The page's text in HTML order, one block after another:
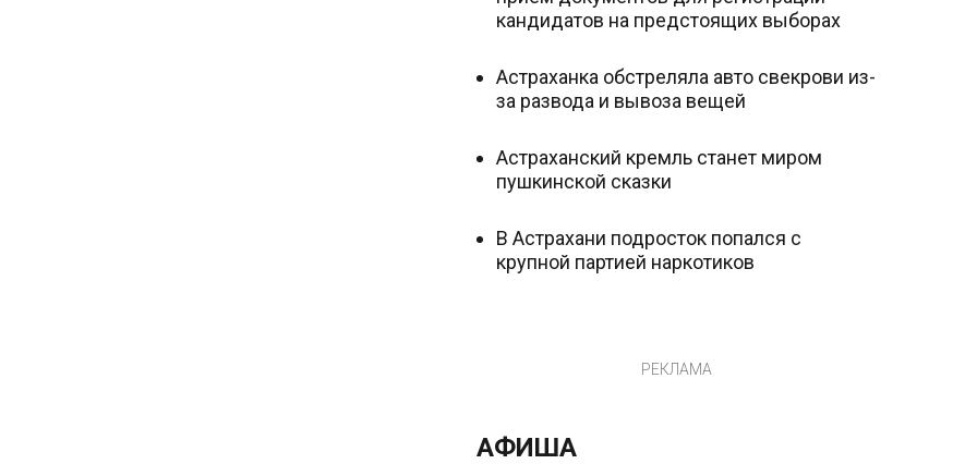
кандидатов на предстоящих выборах
Астраханка обстреляла авто свекрови из-
за развода и вывоза вещей
Астраханский кремль станет миром
пушкинской сказки
В Астрахани подросток попался с
крупной партией наркотиков
РЕКЛАМА
АФИША